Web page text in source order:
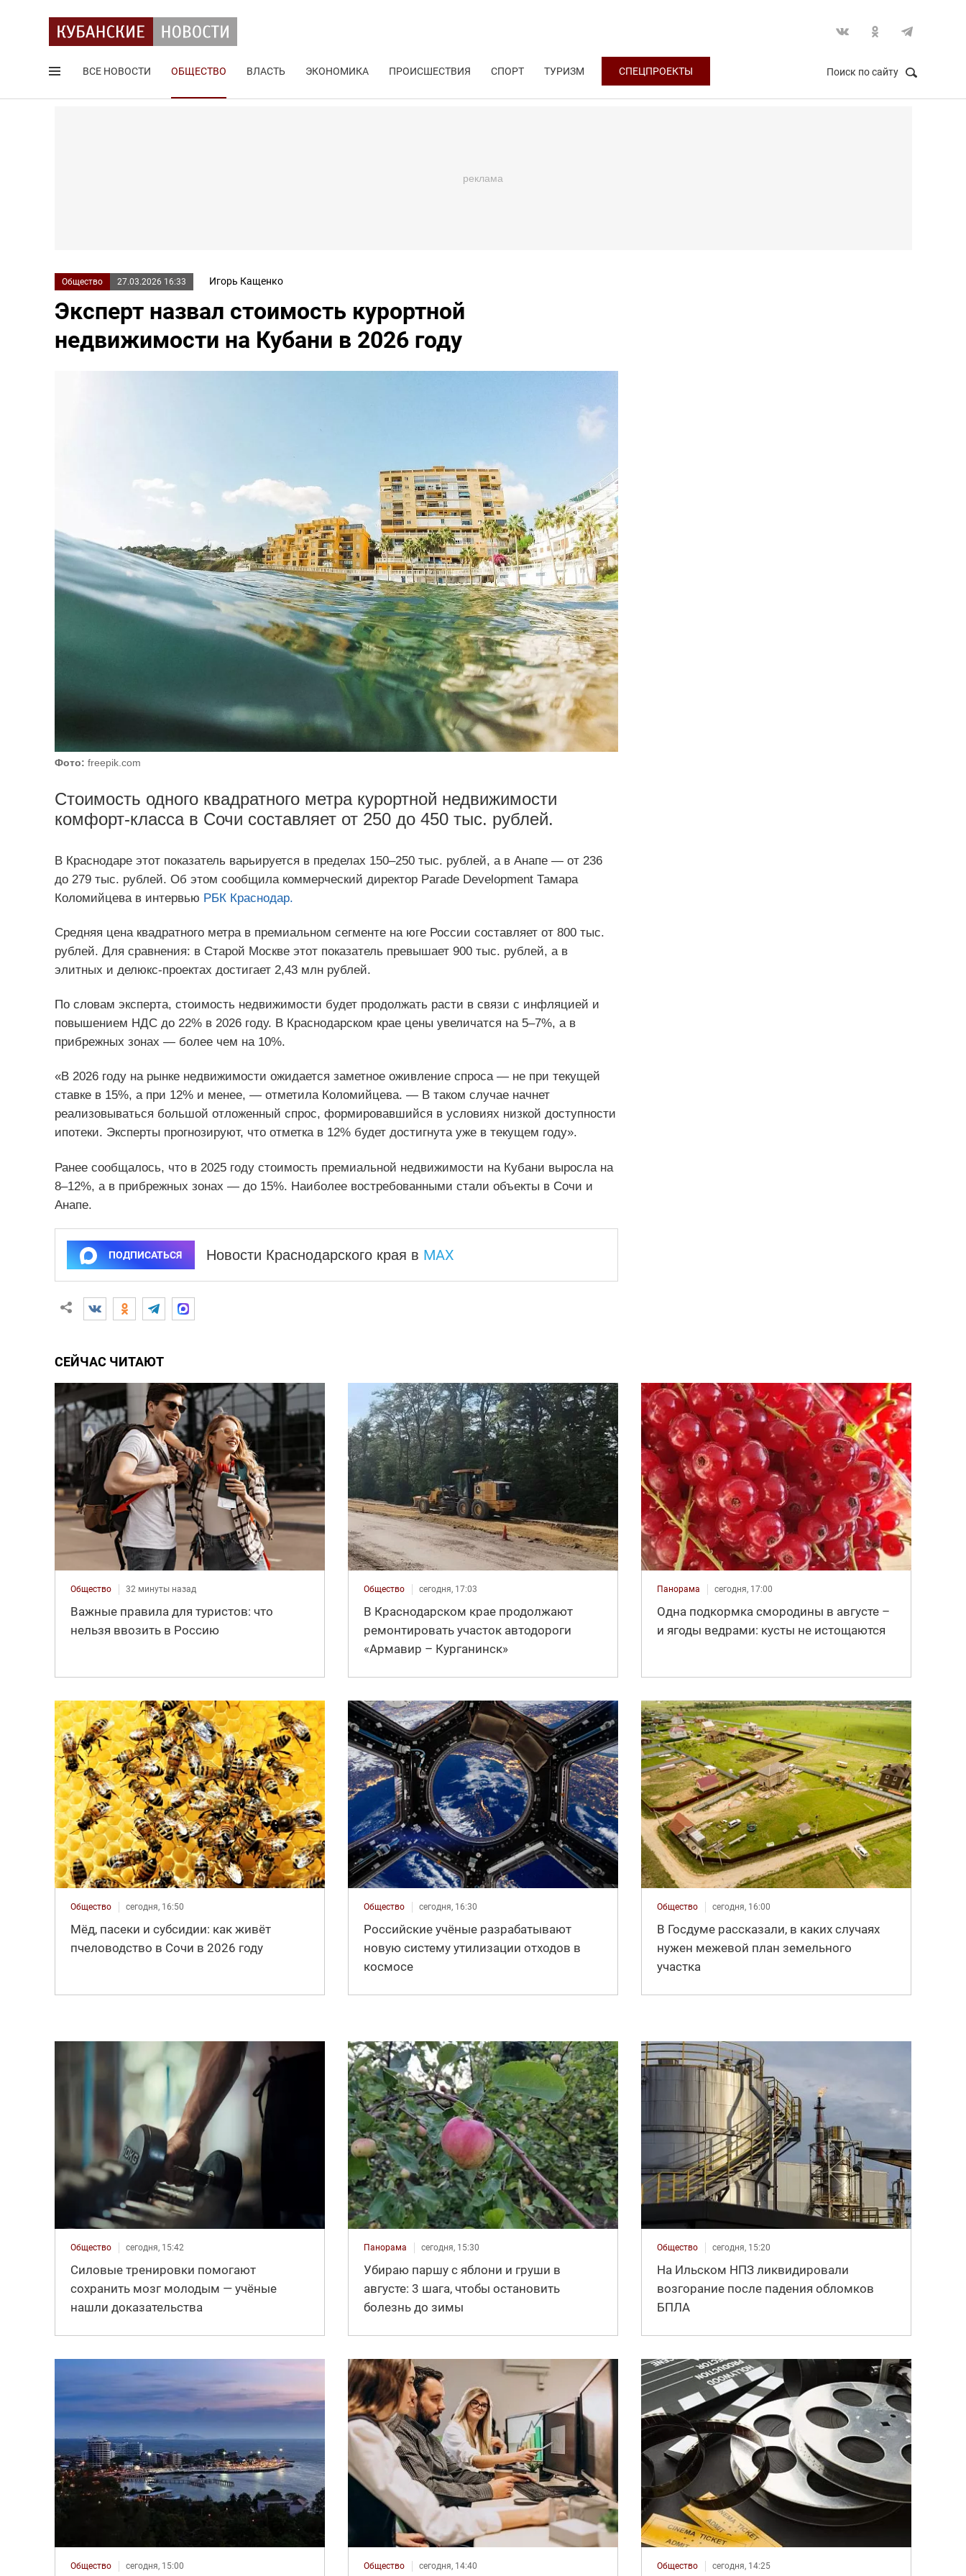
ВСЕ НОВОСТИ ОБЩЕСТВО ВЛАСТЬ ЭКОНОМИКА ПРОИСШЕСТВИЯ СПОРТ ТУРИЗМ СПЕЦПРОЕКТЫ Поиск по сайту
Общество 27.03.2026 16:33 Игорь Кащенко
Эксперт назвал стоимость курортной
недвижимости на Кубани в 2026 году
Фото: freepik.com
Стоимость одного квадратного метра курортной недвижимости
комфорт-класса в Сочи составляет от 250 до 450 тыс. рублей.
В Краснодаре этот показатель варьируется в пределах 150–250 тыс. рублей, а в Анапе — от 236
до 279 тыс. рублей. Об этом сообщила коммерческий директор Parade Development Тамара
Коломийцева в интервью РБК Краснодар.
Средняя цена квадратного метра в премиальном сегменте на юге России составляет от 800 тыс.
рублей. Для сравнения: в Старой Москве этот показатель превышает 900 тыс. рублей, а в
элитных и делюкс-проектах достигает 2,43 млн рублей.
По словам эксперта, стоимость недвижимости будет продолжать расти в связи с инфляцией и
повышением НДС до 22% в 2026 году. В Краснодарском крае цены увеличатся на 5–7%, а в
прибрежных зонах — более чем на 10%.
«В 2026 году на рынке недвижимости ожидается заметное оживление спроса — не при текущей
ставке в 15%, а при 12% и менее, — отметила Коломийцева. — В таком случае начнет
реализовываться большой отложенный спрос, формировавшийся в условиях низкой доступности
ипотеки. Эксперты прогнозируют, что отметка в 12% будет достигнута уже в текущем году».
Ранее сообщалось, что в 2025 году стоимость премиальной недвижимости на Кубани выросла на
8–12%, а в прибрежных зонах — до 15%. Наиболее востребованными стали объекты в Сочи и
Анапе.
ПОДПИСАТЬСЯ Новости Краснодарского края в MAX
СЕЙЧАС ЧИТАЮТ
Общество 32 минуты назад
Важные правила для туристов: что
нельзя ввозить в Россию
Общество сегодня, 17:03
В Краснодарском крае продолжают
ремонтировать участок автодороги
«Армавир – Курганинск»
Панорама сегодня, 17:00
Одна подкормка смородины в августе –
и ягоды ведрами: кусты не истощаются
Общество сегодня, 16:50
Мёд, пасеки и субсидии: как живёт
пчеловодство в Сочи в 2026 году
Общество сегодня, 16:30
Российские учёные разрабатывают
новую систему утилизации отходов в
космосе
Общество сегодня, 16:00
В Госдуме рассказали, в каких случаях
нужен межевой план земельного
участка
Общество сегодня, 15:42
Силовые тренировки помогают
сохранить мозг молодым — учёные
нашли доказательства
Панорама сегодня, 15:30
Убираю паршу с яблони и груши в
августе: 3 шага, чтобы остановить
болезнь до зимы
Общество сегодня, 15:20
На Ильском НПЗ ликвидировали
возгорание после падения обломков
БПЛА
Общество сегодня, 15:00 Общество сегодня, 14:40 Общество сегодня, 14:25